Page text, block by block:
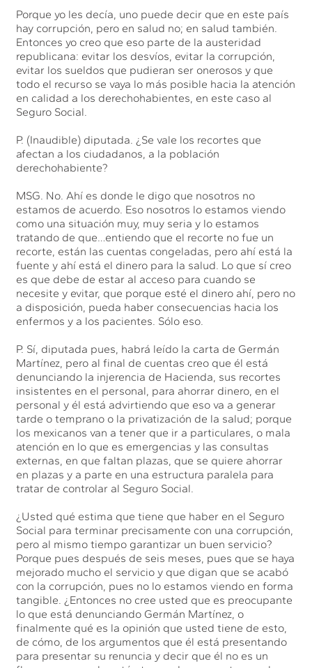
Porque yo les decía, uno puede decir que en este país
hay corrupción, pero en salud no; en salud también.
Entonces yo creo que eso parte de la austeridad
republicana: evitar los desvíos, evitar la corrupción,
evitar los sueldos que pudieran ser onerosos y que
todo el recurso se vaya lo más posible hacia la atención
en calidad a los derechohabientes, en este caso al
Seguro Social.
P. (Inaudible) diputada. ¿Se vale los recortes que
afectan a los ciudadanos, a la población
derechohabiente?
MSG. No. Ahí es donde le digo que nosotros no
estamos de acuerdo. Eso nosotros lo estamos viendo
como una situación muy, muy seria y lo estamos
tratando de que…entiendo que el recorte no fue un
recorte, están las cuentas congeladas, pero ahí está la
fuente y ahí está el dinero para la salud. Lo que sí creo
es que debe de estar al acceso para cuando se
necesite y evitar, que porque esté el dinero ahí, pero no
a disposición, pueda haber consecuencias hacia los
enfermos y a los pacientes. Sólo eso.
P. Sí, diputada pues, habrá leído la carta de Germán
Martínez, pero al final de cuentas creo que él está
denunciando la injerencia de Hacienda, sus recortes
insistentes en el personal, para ahorrar dinero, en el
personal y él está advirtiendo que eso va a generar
tarde o temprano o la privatización de la salud; porque
los mexicanos van a tener que ir a particulares, o mala
atención en lo que es emergencias y las consultas
externas, en que faltan plazas, que se quiere ahorrar
en plazas y a parte en una estructura paralela para
tratar de controlar al Seguro Social.
¿Usted qué estima que tiene que haber en el Seguro
Social para terminar precisamente con una corrupción,
pero al mismo tiempo garantizar un buen servicio?
Porque pues después de seis meses, pues que se haya
mejorado mucho el servicio y que digan que se acabó
con la corrupción, pues no lo estamos viendo en forma
tangible. ¿Entonces no cree usted que es preocupante
lo que está denunciando Germán Martínez, o
finalmente qué es la opinión que usted tiene de esto,
de cómo, de los argumentos que él está presentando
para presentar su renuncia y decir que él no es un